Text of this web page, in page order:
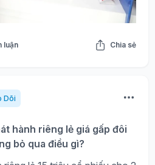
luận Chia sẻ
Dõi
hành riêng lẻ giá gấp đôi
bỏ qua điều gì?